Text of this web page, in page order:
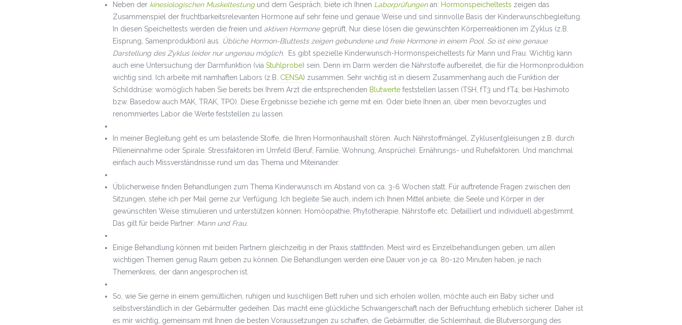
Neben der kinesiologischen Muskeltestung und dem Gespräch, biete ich Ihnen Laborprüfungen an: Hormonspeicheltests zeigen das
Zusammenspiel der fruchtbarkeitsrelevanten Hormone auf sehr feine und genaue Weise und sind sinnvolle Basis der Kinderwunschbegleitung.
In diesen Speicheltests werden die freien und aktiven Hormonegeprüft. Nur diese lösen die gewünschten Körperreaktionen im Zyklus (z.B.
Eisprung, Samenproduktion) aus.
Übliche Hormon-Bluttests zeigen gebundene und freie Hormone in einem Pool. So ist eine genaue
Darstellung des Zyklus leider nur ungenau möglich. Es gibt spezielle Kinderwunsch-Hormonspeicheltests für Mann und Frau. Wichtig kann
auch eine Untersuchung der Darmfunktion (via Stuhlprobe) sein. Denn im Darm werden die Nährstoffe aufbereitet, die für die Hormonproduktion
wichtig sind. Ich arbeite mit namhaften Labors (z.B. CENSA) zusammen. Sehr wichtig ist in diesem Zusammenhang auch die Funktion der
Schilddrüse: womöglich haben Sie bereits bei Ihrem Arzt die entsprechenden Blutwerte feststellen lassen (TSH, fT3 und fT4; bei Hashimoto
bzw. Basedow auch MAK, TRAK, TPO). Diese Ergebnisse beziehe ich gerne mit ein. Oder biete Ihnen an, über mein bevorzugtes und
renommiertes Labor die Werte feststellen zu lassen.
In meiner Begleitung geht es um belastende Stoffe, die Ihren Hormonhaushalt stören. Auch Nährstoffmängel, Zyklusentgleisungen z.B. durch
Pilleneinnahme oder Spirale. Stressfaktoren im Umfeld (Beruf, Familie, Wohnung, Ansprüche). Ernährungs- und Ruhefaktoren. Und manchmal
einfach auch Missverständnisse rund um das Thema und Miteinander.
Üblicherweise finden Behandlungen zum Thema Kinderwunsch im Abstand von ca. 3-6 Wochen statt. Für auftretende Fragen zwischen den
Sitzungen, stehe ich per Mail gerne zur Verfügung. Ich begleite Sie auch, indem ich Ihnen Mittel anbiete, die Seele und Körper in der
gewünschten Weise stimulieren und unterstützen können: Homöopathie, Phytotherapie, Nährstoffe etc. Detailliert und individuell abgestimmt.
Das gilt für beide Partner: Mann und Frau.
Einige Behandlung können mit beiden Partnern gleichzeitig in der Praxis stattfinden. Meist wird es Einzelbehandlungen geben, um allen
wichtigen Themen genug Raum geben zu können. Die Behandlungen werden eine Dauer von je ca. 80-120 Minuten haben, je nach
Themenkreis, der dann angesprochen ist.
So, wie Sie gerne in einem gemütlichen, ruhigen und kuschligen Bett ruhen und sich erholen wollen, möchte auch ein Baby sicher und
selbstverständlich in der Gebärmutter gedeihen. Das macht eine glückliche Schwangerschaft nach der Befruchtung erheblich sicherer. Daher ist
es mir wichtig, gemeinsam mit Ihnen die besten Voraussetzungen zu schaffen, die Gebärmutter, die Schleimhaut, die Blutversorgung des